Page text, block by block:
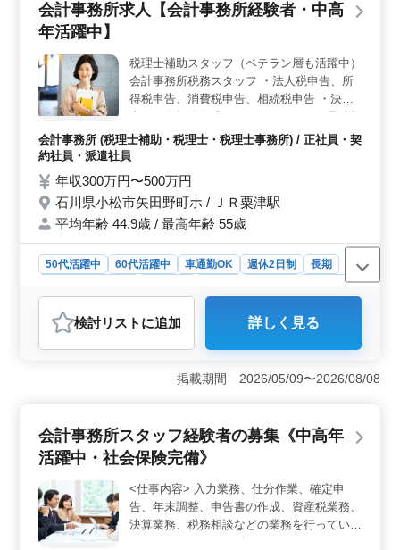
記帳から申告書作成、法人税や所得税、資産税業務まで
多岐にわたります。さらに、給与計算や社会保険などの
務に携わりながら、スキルを磨いていただけます。
＜柔軟な勤務体制＞ 土日祝日の出勤が月1回あります
が、シフト制度が導入されています。これによりプライ
ベートとの両立がしやすく、長期的なキャリア形成が可
能です。月給30万円〜40万円という安定した給与水準も
魅力的です。
会計事務所求人【会計事務所経験者・中高
年活躍中】
税理士補助スタッフ（ベテラン層も活躍中）
会計事務所税務スタッフ ・法人税申告、所
得税申告、消費税申告、相続税申告 ・決算
告 ・巡回監査など税務会計及び経営指導業
務全般 ・法人だけでなく資産税、相続税の
会計事務所経験を活かして頂けるベテラン層
歓迎！ ぜひご応募下さい。 ＊会計事務所内
での申告書作成業務です。 ＊もちろん巡回
監査などの担当者も募集中です。
会計事務所 (税理士補助・税理士・税理士事務所) / 正社員・契
約社員・派遣社員
年収300万円〜500万円
石川県小松市矢田野町ホ / ＪＲ粟津駅
平均年齢 44.9歳 / 最高年齢 55歳
50代活躍中 60代活躍中 車通勤OK 週休2日制
長期
派遣社員
おすすめポイント
＜中高年の活躍＞ この会計事務所は会計事務所経験
者、特にベテラン層を歓迎しています。5年以上の経験が
ある方は、その豊富な知識とスキルを活かせる環境が整
す。 ＜働きやすい環境＞ 週休2日制、年間休日123
日、残業月10時間程度という条件は、ワークライフバラ
す。快適な職場環境で仕事に集中できます。 ＜多様
な業務と専門性の向上＞ この職場では、法人税申告や
所得税申告、消費税申告など、幅広い税務会計業務に携
わることができます。また、資産税や相続税の分野でも
検討リスト に追加 詳しく見る
掲載期間 2026/05/09〜2026/08/08
会計事務所スタッフ経験者の募集《中高年
活躍中・社会保険完備》
<仕事内容> 入力業務、仕分作業、確定申
告、年末調整、申告書の作成、資産税業務、
決算業務、税務相談などの業務を行っていた